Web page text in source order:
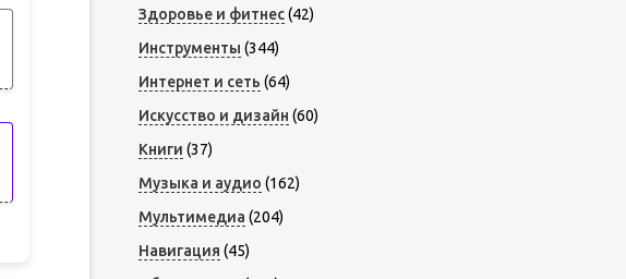
Здоровье и фитнес(42)
Инструменты (344)
Интернет и сеть (64)
Искусство и дизайн (60)
Книги (37)
Музыка и аудио (162)
Мультимедиа (204)
Навигация (45)